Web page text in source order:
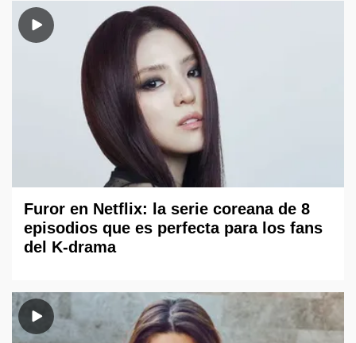
Furor en Netflix: la serie coreana de 8
episodios que es perfecta para los fans
del K-drama